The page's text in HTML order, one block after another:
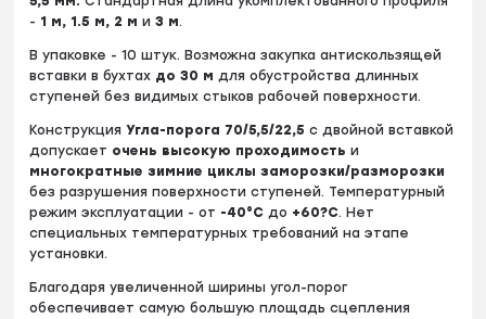
- 1 м, 1.5 м, 2 ми3 м.
В упаковке - 10 штук. Возможна закупка антискользящей
вставки в бухтах до 30 м для обустройства длинных
ступеней без видимых стыков рабочей поверхности.
КонструкцияУгла-порога 70/5,5/22,5c двойной вставкой
допускает очень высокую проходимость и
многократные зимние циклы заморозки/разморозки
без разрушения поверхности ступеней. Температурный
режим эксплуатации - от -40°С до +60?С. Нет
специальных температурных требований на этапе
установки.
Благодаря увеличенной ширины угол-порог
обеспечивает самую большую площадь сцепления